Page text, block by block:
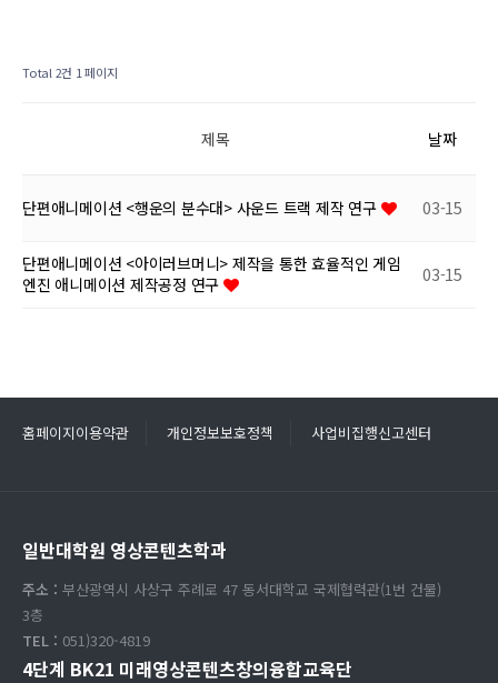
Total 2건 1 페이지
제목 날짜
단편애니메이션 <행운의 분수대> 사운드 트랙 제작 연구 03-15
단편애니메이션 <아이러브머니> 제작을 통한 효율적인 게임
엔진 애니메이션 제작공정 연구
03-15
홈페이지이용약관 개인정보보호정책 사업비집행신고센터
일반대학원 영상콘텐츠학과
주소 : 부산광역시 사상구 주례로 47 동서대학교 국제협력관(1번 건물)
3층
TEL : 051)320-4819
4단계 BK21 미래영상콘텐츠창의융합교육단